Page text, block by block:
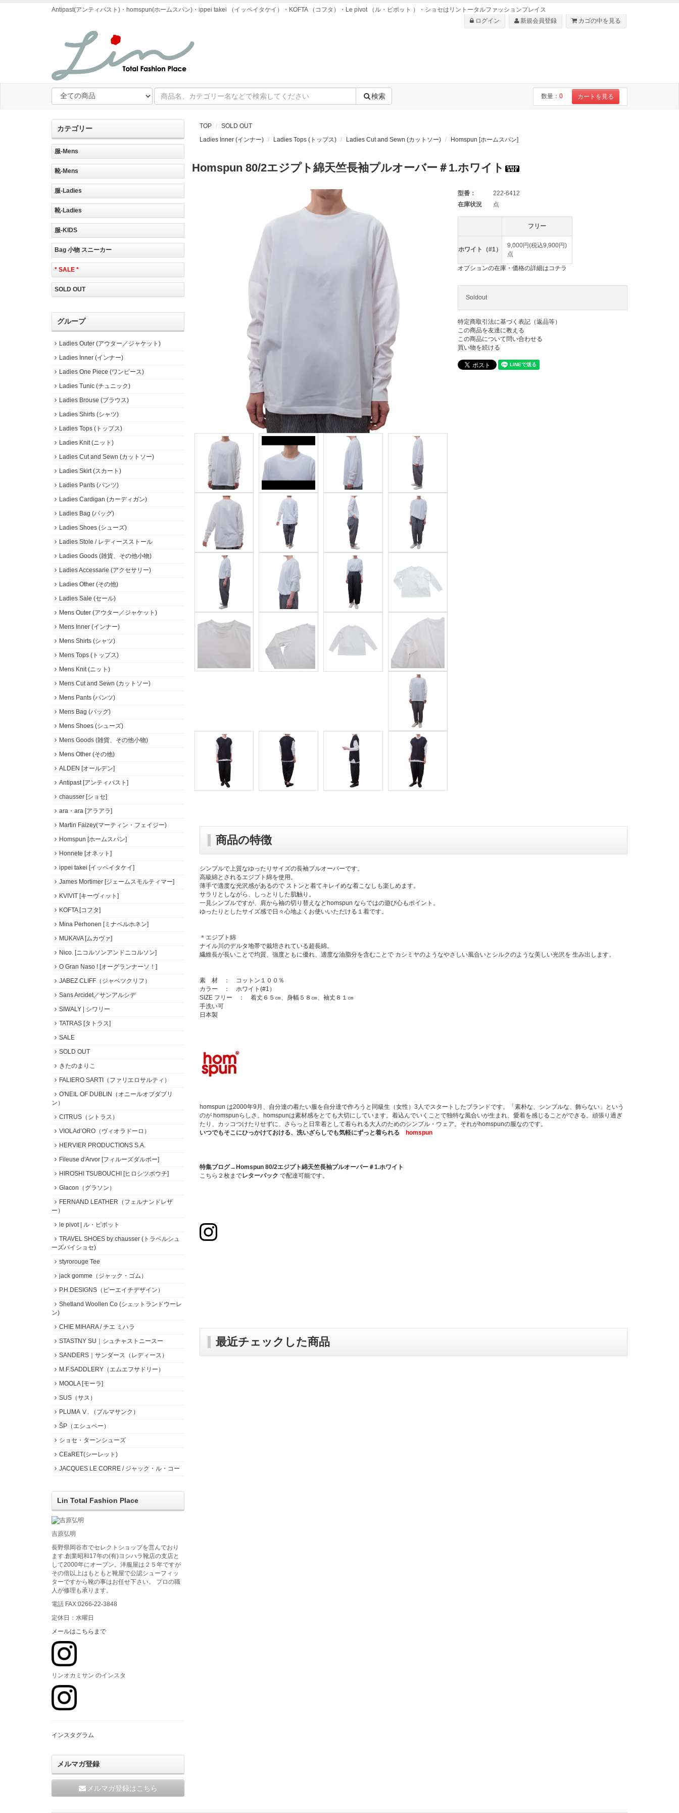
Antipast(アンティパスト)・homspun(ホームスパン)・ippei takei （イッペイタケイ）・KOFTA （コフタ）・Le pivot （ル・ピボット ）・ショセはリントータルファッションプレイス
ログイン
新規会員登録 カゴの中を見る
検索 数量： 0 カートを見る
TOP
SOLD OUT
Ladies Inner (インナー)
Ladies Tops (トップス) Ladies Cut and Sewn (カットソー) Homspun [ホームスパン]
Homspun 80/2エジプト綿天竺長袖プルオーバー＃1.ホワイト
型番：
222-6412
在庫状況
点
フリー
ホワイト（#1）
9,000円(税込9,900円)
点
オプションの在庫・価格の詳細はコチラ
Soldout
特定商取引法に基づく表記（返品等）
この商品を友達に教える
この商品について問い合わせる
買い物を続ける
商品の特徴
シンプルで上質なゆったりサイズの長袖プルオーバーです。
高級綿とされるエジプト綿を使用。
薄手で適度な光沢感があるので ストンと着てキレイめな着こなしも楽しめます。
サラリとしながら、しっとりした肌触り。
一見シンプルですが、肩から袖の切り替えなどhomspun ならではの遊び心もポイント。
ゆったりとしたサイズ感で日々心地よくお使いいただける１着です。
＊エジプト綿
ナイル川のデルタ地帯で栽培されている超長綿。
繊維長が長いことで均質、強度ともに優れ、適度な油脂分を含むことで カシミヤのようなやさしい風合いとシルクのような美しい光沢を 生み出します。
素 材 ： コットン１００％
カラー ： ホワイト(#1）
SIZE フリー ： 着丈６５㎝、身幅５８㎝、袖丈８１㎝
手洗い可
日本製
homspun は2000年9月、自分達の着たい服を自分達で作ろうと同級生（女性）3人でスタートしたブランドです。「素朴な、シンプルな、飾らない」という
のが homspunらしさ。homspunは素材感をとても大切にしています。着込んでいくことで独特な風合いが生まれ、愛着を感じることができる。頑張り過ぎ
たり、カッコつけたりせずに、さらっと日常着として着られる大人のためのシンプル・ウェア。それがhomspunの服なのです。
いつでもそこにひっかけておける、洗いざらしでも気軽にずっと着られる homspun
特集ブログ→Homspun 80/2エジプト綿天竺長袖プルオーバー＃1.ホワイト
こちら２枚までレターパック で配達可能です。
最近チェックした商品
カテゴリー
服-Mens
靴-Mens
服-Ladies
靴-Ladies
服-KIDS
Bag 小物 スニーカー
* SALE *
SOLD OUT
グループ
Ladies Outer (アウター／ジャケット)
Ladies Inner (インナー)
Ladies One Piece (ワンピース)
Ladies Tunic (チュニック)
Ladies Brouse (ブラウス)
Ladies Shirts (シャツ)
Ladies Tops (トップス)
Ladies Knit (ニット)
Ladies Cut and Sewn (カットソー)
Ladies Skirt (スカート)
Ladies Pants (パンツ)
Ladies Cardigan (カーディガン)
Ladies Bag (バッグ)
Ladies Shoes (シューズ)
Ladies Stole / レディースストール
Ladies Goods (雑貨、その他小物)
Ladies Accessarie (アクセサリー)
Ladies Other (その他)
Ladies Sale (セール)
Mens Outer (アウター／ジャケット)
Mens Inner (インナー)
Mens Shirts (シャツ)
Mens Tops (トップス)
Mens Knit (ニット)
Mens Cut and Sewn (カットソー)
Mens Pants (パンツ)
Mens Bag (バッグ)
Mens Shoes (シューズ)
Mens Goods (雑貨、その他小物)
Mens Other (その他)
ALDEN [オールデン]
Antipast [アンティパスト]
chausser [ショセ]
ara・ara [アラアラ]
Martin Faizey(マーティン・フェイジー)
Homspun [ホームスパン]
Honnete [オネット]
ippei takei [イッペイタケイ]
James Mortimer [ジェームスモルティマー]
KVIVIT [キーヴィット]
KOFTA [コフタ]
Mina Perhonen [ミナペルホネン]
MUKAVA [ムカヴァ]
Nico. [ニコルソンアンドニコルソン]
O Gran Naso ! [オーグランナーソ！]
JABEZ CLIFF（ジャベツクリフ）
Sans Arcidet／サンアルシデ
SIWALY | シワリー
TATRAS [タトラス]
SALE
SOLD OUT
きたのまりこ
FALIERO SARTI（ファリエロサルティ）
O'NEIL OF DUBLIN（オニールオブダブリ
ン）
CITRUS（シトラス）
VIOLAd’ORO（ヴィオラドーロ）
HERVIER PRODUCTIONS S.A.
Fileuse d'Arvor [フィルーズダルボー]
HIROSHI TSUBOUCHI [ヒロシツボウチ]
Glacon（グラソン）
FERNAND LEATHER（フェルナンドレザ
ー）
le pivot | ル・ピボット
TRAVEL SHOES by chausser (トラベルシュ
ーズバイショセ)
styrorouge Tee
jack gomme（ジャック・ゴム）
P.H.DESIGNS（ピーエイチデザイン）
Shetland Woollen Co (シェットランドウーレ
ン)
CHIE MIHARA / チエ ミハラ
STASTNY SU｜シュチャストニースー
SANDERS｜サンダース（レディース）
M.F.SADDLERY（エムエフサドリー）
MOOLA [モーラ]
SUS（サス）
PLUMA Ⅴ. （プルマサンク）
ŠP（エシュペー）
ショセ・ターンシューズ
CEaRET(シーレット)
JACQUES LE CORRE / ジャック・ル・コー
Lin Total Fashion Place
吉原弘明
長野県岡谷市でセレクトショップを営んでおり
ます.創業昭和17年の(有)ヨシハラ靴店の支店と
して2000年にオープン。洋服屋は２５年ですが
その倍以上はもともと靴屋で公認シューフィッ
ターですから靴の事はお任せ下さい。 プロの職
人が修理も承ります。
電話 FAX:0266-22-3848
定休日：水曜日
メールはこちらまで
リンオカミサン のインスタ
インスタグラム
メルマガ登録
メルマガ登録はこちら